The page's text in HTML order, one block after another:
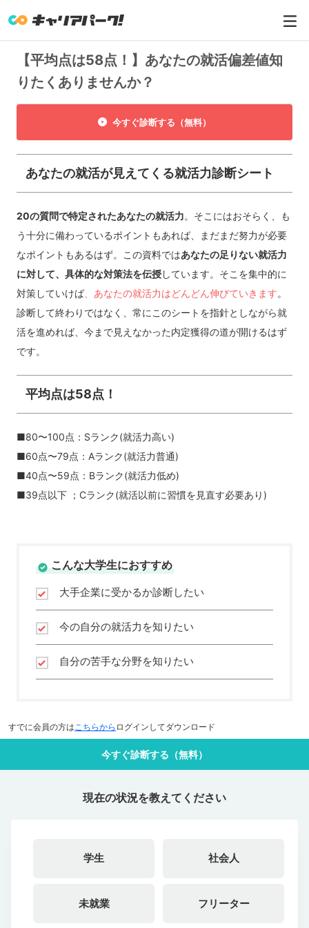
【平均点は58点！】あなたの就活偏差値知
りたくありませんか？
今すぐ診断する（無料）
あなたの就活が見えてくる就活力診断シート
20の質問で特定されたあなたの就活力。そこにはおそらく、も
う十分に備わっているポイントもあれば、まだまだ努力が必要
なポイントもあるはず。この資料ではあなたの足りない就活力
に対して、具体的な対策法を伝授しています。そこを集中的に
対策していけば 、あなたの就活力はどんどん伸びていきます。
診断して終わりではなく、常にこのシートを指針としながら就
活を進めれば、今まで見えなかった内定獲得の道が開けるはず
です。
平均点は58点！
■80〜100点：Sランク(就活力高い)
■60点〜79点：Aランク(就活力普通)
■40点〜59点：Bランク(就活力低め)
■39点以下 ；Cランク(就活以前に習慣を見直す必要あり)
こんな大学生におすすめ
大手企業に受かるか診断したい
今の自分の就活力を知りたい
自分の苦手な分野を知りたい
すでに会員の方は こちらから ログインしてダウンロード
今すぐ診断する（無料）
現在の状況を教えてください
学生 社会人
未就業 フリーター